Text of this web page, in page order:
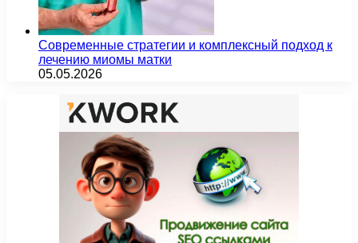
Современные стратегии и комплексный подход к
лечению миомы матки
05.05.2026